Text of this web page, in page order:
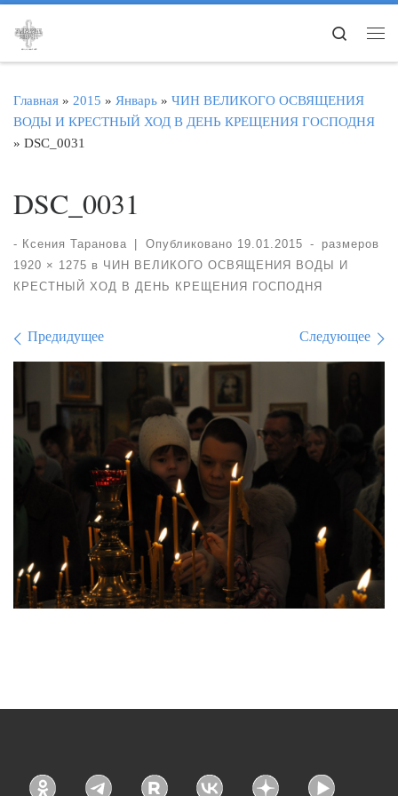
Перейти к содержимому
Search
Главная » 2015 » Январь » ЧИН ВЕЛИКОГО ОСВЯЩЕНИЯ
ВОДЫ И КРЕСТНЫЙ ХОД В ДЕНЬ КРЕЩЕНИЯ ГОСПОДНЯ
» DSC_0031
DSC_0031
- Ксения Таранова Опубликовано 19.01.2015 -
размеров
1920 × 1275 в ЧИН ВЕЛИКОГО ОСВЯЩЕНИЯ ВОДЫ И
КРЕСТНЫЙ ХОД В ДЕНЬ КРЕЩЕНИЯ ГОСПОДНЯ
Навигация по
Предидущее Следующее